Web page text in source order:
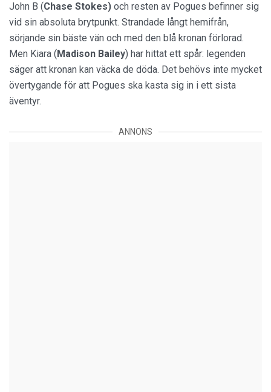
John B (Chase Stokes) och resten av Pogues befinner sig
vid sin absoluta brytpunkt. Strandade långt hemifrån,
sörjande sin bäste vän och med den blå kronan förlorad.
Men Kiara (Madison Bailey) har hittat ett spår: legenden
säger att kronan kan väcka de döda. Det behövs inte mycket
övertygande för att Pogues ska kasta sig in i ett sista
äventyr.
ANNONS